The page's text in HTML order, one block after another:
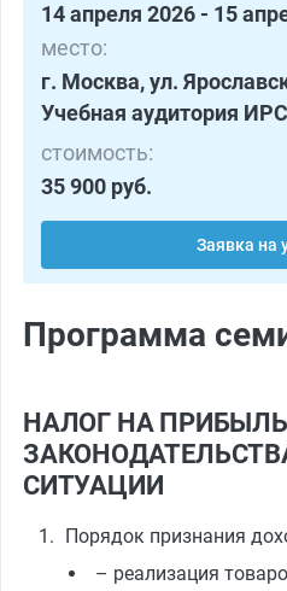
14 апреля 2026 - 15
место:
г. Москва, ул.
Учебная аудитория
стоимость:
35 900 руб.
Заявка на
Программа
НАЛОГ НА
СИТУАЦИИ
Порядок признания
– реализация